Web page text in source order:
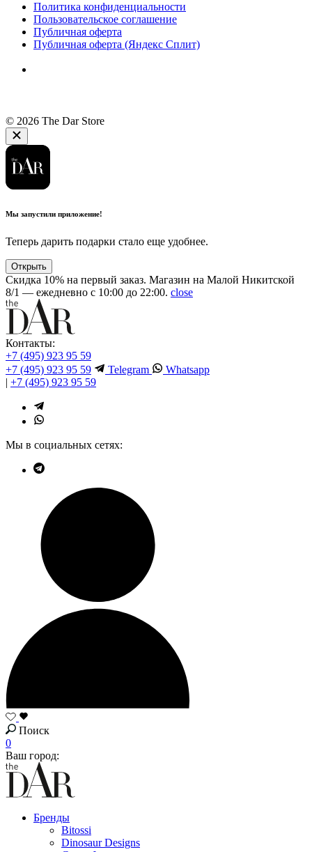
Политика конфиденциальности
Пользовательское соглашение
Публичная оферта
Публичная оферта (Яндекс Сплит)
© 2026 The Dar Store
Мы запустили приложение!
Теперь дарить подарки стало еще удобнее.
Открыть
Скидка 10% на первый заказ. Магазин на Малой Никитской
8/1 — ежедневно с 10:00 до 22:00. close
Контакты:
+7 (495) 923 95 59
+7 (495) 923 95 59
Telegram
Whatsapp
| +7 (495) 923 95 59
Мы в социальных сетях:
Поиск
0
Ваш город:
Бренды
Bitossi
Dinosaur Designs